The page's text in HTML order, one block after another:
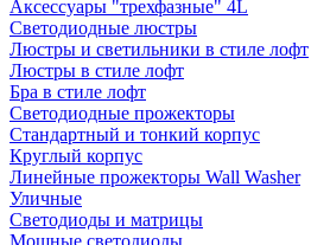
Аксессуары "трехфазные" 4L
Светодиодные люстры
Люстры и светильники в стиле лофт
Люстры в стиле лофт
Бра в стиле лофт
Светодиодные прожекторы
Стандартный и тонкий корпус
Круглый корпус
Линейные прожекторы Wall Washer
Уличные
Светодиоды и матрицы
Мощные светодиоды